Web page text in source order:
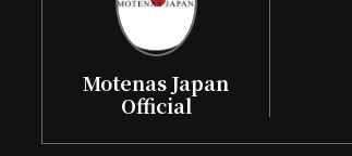
Motenas Japan
Official